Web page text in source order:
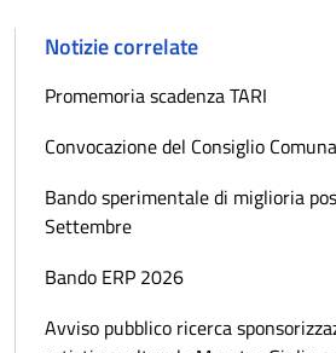
Notizie correlate
Promemoria scadenza TARI
Convocazione del Consiglio
Bando sperimentale di miglioria
Settembre
Bando ERP 2026
Avviso pubblico ricerca